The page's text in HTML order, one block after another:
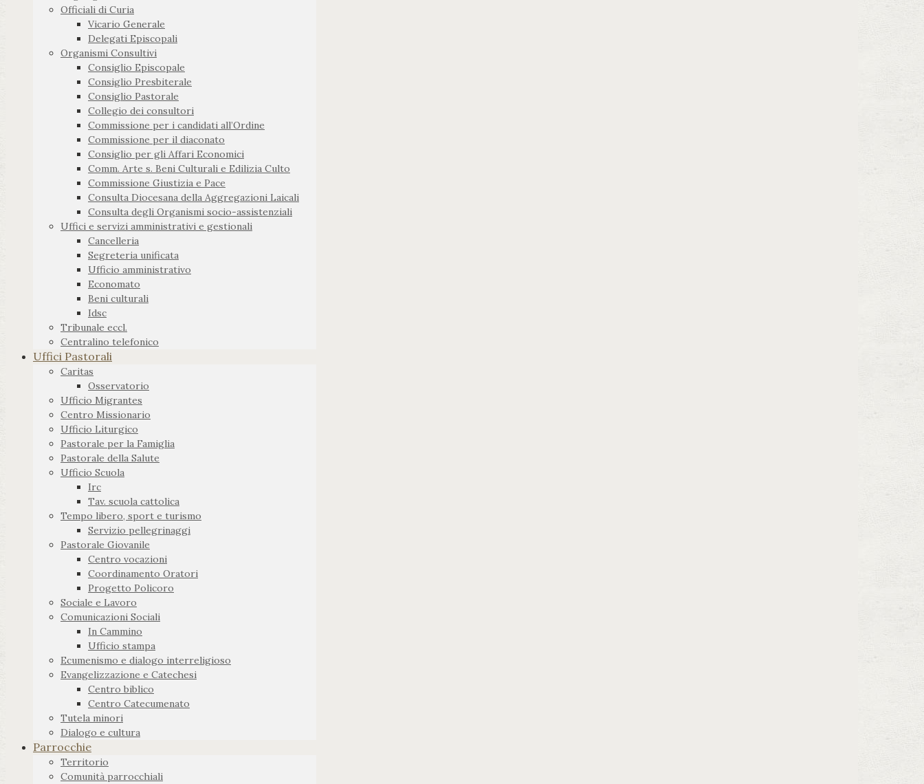
Officiali di Curia
Vicario Generale
Delegati Episcopali
Organismi Consultivi
Consiglio Episcopale
Consiglio Presbiterale
Consiglio Pastorale
Collegio dei consultori
Commissione per i candidati all’Ordine
Commissione per il diaconato
Consiglio per gli Affari Economici
Comm. Arte s. Beni Culturali e Edilizia Culto
Commissione Giustizia e Pace
Consulta Diocesana della Aggregazioni Laicali
Consulta degli Organismi socio-assistenziali
Uffici e servizi amministrativi e gestionali
Cancelleria
Segreteria unificata
Ufficio amministrativo
Economato
Beni culturali
Idsc
Tribunale eccl.
Centralino telefonico
Uffici Pastorali
Caritas
Osservatorio
Ufficio Migrantes
Centro Missionario
Ufficio Liturgico
Pastorale per la Famiglia
Pastorale della Salute
Ufficio Scuola
Irc
Tav. scuola cattolica
Tempo libero, sport e turismo
Servizio pellegrinaggi
Pastorale Giovanile
Centro vocazioni
Coordinamento Oratori
Progetto Policoro
Sociale e Lavoro
Comunicazioni Sociali
In Cammino
Ufficio stampa
Ecumenismo e dialogo interreligioso
Evangelizzazione e Catechesi
Centro biblico
Centro Catecumenato
Tutela minori
Dialogo e cultura
Parrocchie
Territorio
Comunità parrocchiali